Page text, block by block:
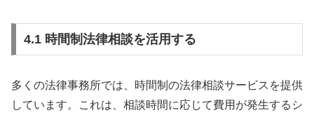
4.1 時間制法律相談を活用する
多くの法律事務所では、時間制の法律相談サービスを提供
しています。これは、相談時間に応じて費用が発生するシ